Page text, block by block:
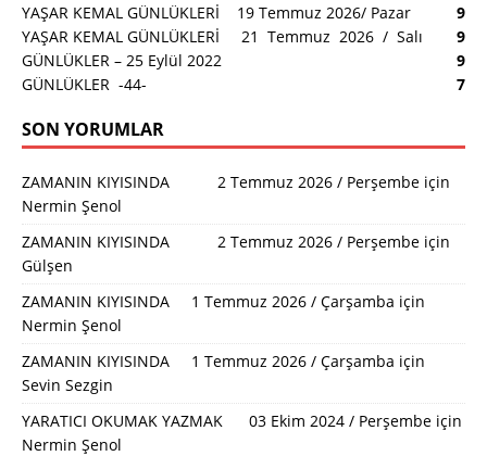
YAŞAR KEMAL GÜNLÜKLERİ 19 Temmuz 2026/ Pazar
9
YAŞAR KEMAL GÜNLÜKLERİ 21 Temmuz 2026 / Salı
9
GÜNLÜKLER – 25 Eylül 2022
9
GÜNLÜKLER -44-
7
SON YORUMLAR
ZAMANIN KIYISINDA 2 Temmuz 2026 / Perşembe için
Nermin Şenol
ZAMANIN KIYISINDA 2 Temmuz 2026 / Perşembe için
Gülşen
ZAMANIN KIYISINDA 1 Temmuz 2026 / Çarşamba için
Nermin Şenol
ZAMANIN KIYISINDA 1 Temmuz 2026 / Çarşamba için
Sevin Sezgin
YARATICI OKUMAK YAZMAK 03 Ekim 2024 / Perşembe için
Nermin Şenol